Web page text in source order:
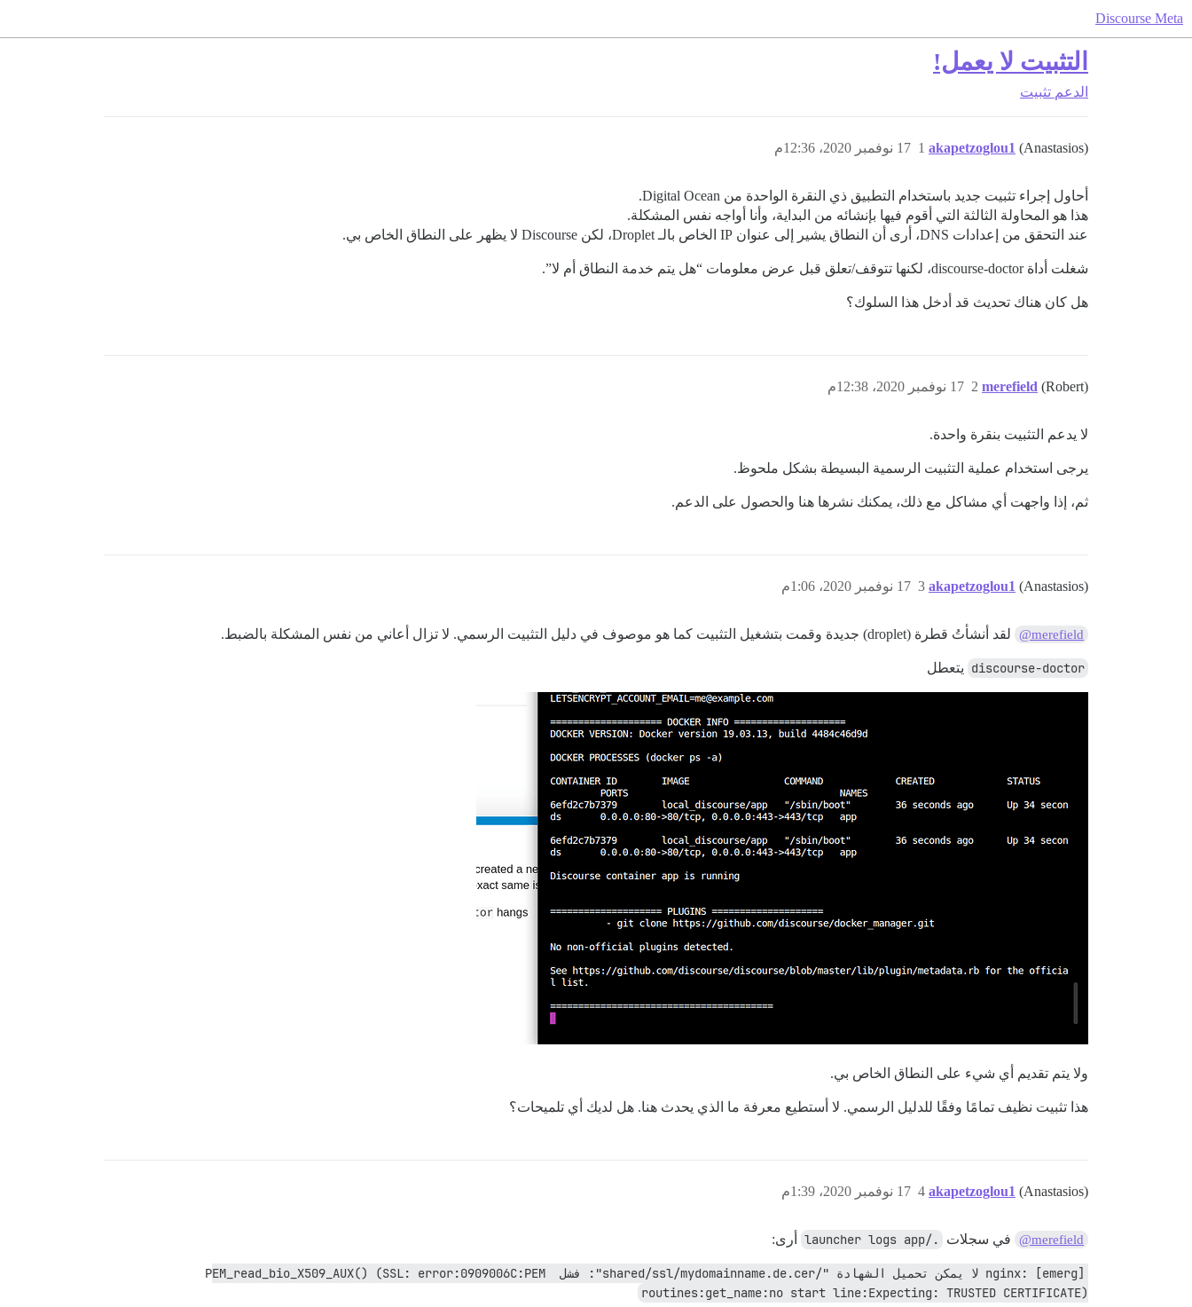
Discourse Meta
التثبيت لا يعمل!
الدعم تثبيت
akapetzoglou1 (Anastasios) 17 نوفمبر 2020، 12:36م 1
أحاول إجراء تثبيت جديد باستخدام التطبيق ذي النقرة الواحدة من Digital Ocean.
هذا هو المحاولة الثالثة التي أقوم فيها بإنشائه من البداية، وأنا أواجه نفس المشكلة.
عند التحقق من إعدادات DNS، أرى أن النطاق يشير إلى عنوان IP الخاص بالـ Droplet، لكن Discourse لا يظهر على النطاق الخاص بي.
شغلت أداة discourse-doctor، لكنها تتوقف/تعلق قبل عرض معلومات “هل يتم خدمة النطاق أم لا”.
هل كان هناك تحديث قد أدخل هذا السلوك؟
merefield (Robert) 17 نوفمبر 2020، 12:38م 2
لا يدعم التثبيت بنقرة واحدة.
يرجى استخدام عملية التثبيت الرسمية البسيطة بشكل ملحوظ.
ثم، إذا واجهت أي مشاكل مع ذلك، يمكنك نشرها هنا والحصول على الدعم.
akapetzoglou1 (Anastasios) 17 نوفمبر 2020، 1:06م 3
@merefield لقد أنشأتُ قطرة (droplet) جديدة وقمت بتشغيل التثبيت كما هو موصوف في دليل التثبيت الرسمي. لا تزال أعاني من نفس المشكلة بالضبط.
discourse-doctor يتعطل
ولا يتم تقديم أي شيء على النطاق الخاص بي.
هذا تثبيت نظيف تمامًا وفقًا للدليل الرسمي. لا أستطيع معرفة ما الذي يحدث هنا. هل لديك أي تلميحات؟
akapetzoglou1 (Anastasios) 17 نوفمبر 2020، 1:39م 4
@merefield في سجلات ./launcher logs app أرى:
nginx: [emerg] لا يمكن تحميل الشهادة "/shared/ssl/mydomainname.de.cer": فشل PEM_read_bio_X509_AUX() (SSL: error:0909006C:PEM
routines:get_name:no start line:Expecting: TRUSTED CERTIFICATE)